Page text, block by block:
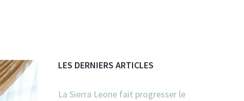
LES DERNIERS ARTICLES
La Sierra Leone fait progresser le